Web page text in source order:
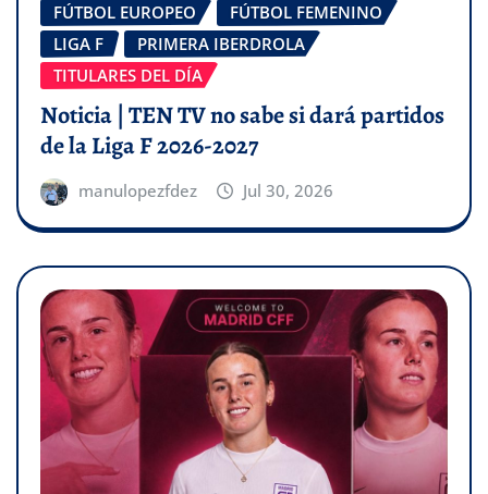
FÚTBOL EUROPEO
FÚTBOL FEMENINO
LIGA F
PRIMERA IBERDROLA
TITULARES DEL DÍA
Noticia | TEN TV no sabe si dará partidos
de la Liga F 2026-2027
manulopezfdez Jul 30, 2026